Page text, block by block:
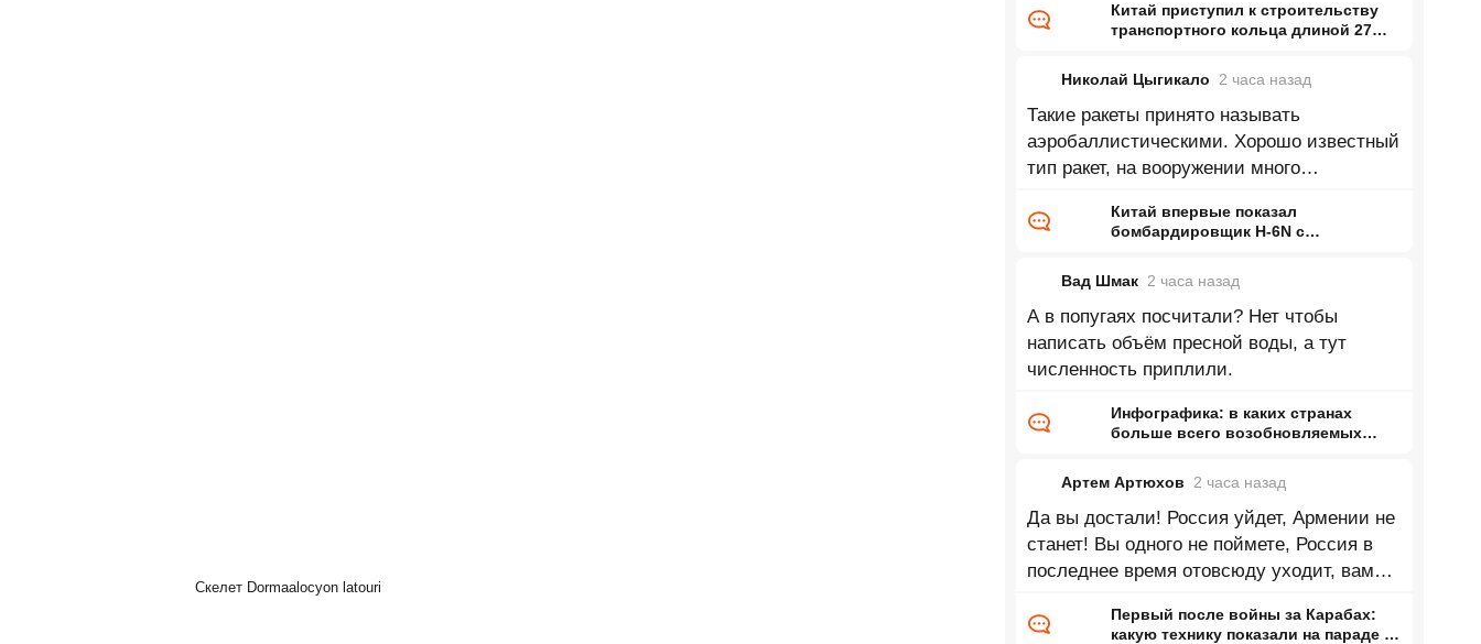
Скелет Dormaalocyon latouri
Китай приступил к строительству
транспортного кольца длиной 27
Николай Цыгикало
2 часа назад
Такие ракеты принято называть
аэробаллистическими. Хорошо известный
тип ракет, на вооружении много
Китай впервые показал
бомбардировщик H-6N с
Вад Шмак 2 часа назад
А в попугаях посчитали? Нет чтобы
написать объём пресной воды, а тут
численность приплили.
Инфографика: в каких странах
больше всего возобновляемых
Артем Артюхов 2 часа назад
Да вы достали! Россия уйдет, Армении не
станет! Вы одного не поймете, Россия в
последнее время отовсюду уходит, вам
Первый после войны за Карабах:
какую технику показали на параде в